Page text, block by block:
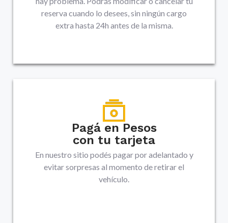
reserva cuando lo desees, sin ningún cargo
extra hasta 24h antes de la misma.
Pagá en Pesos
con tu tarjeta
En nuestro sitio podés pagar por adelantado y
evitar sorpresas al momento de retirar el
vehículo.